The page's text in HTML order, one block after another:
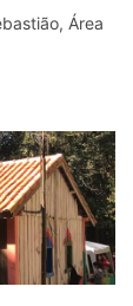
Área